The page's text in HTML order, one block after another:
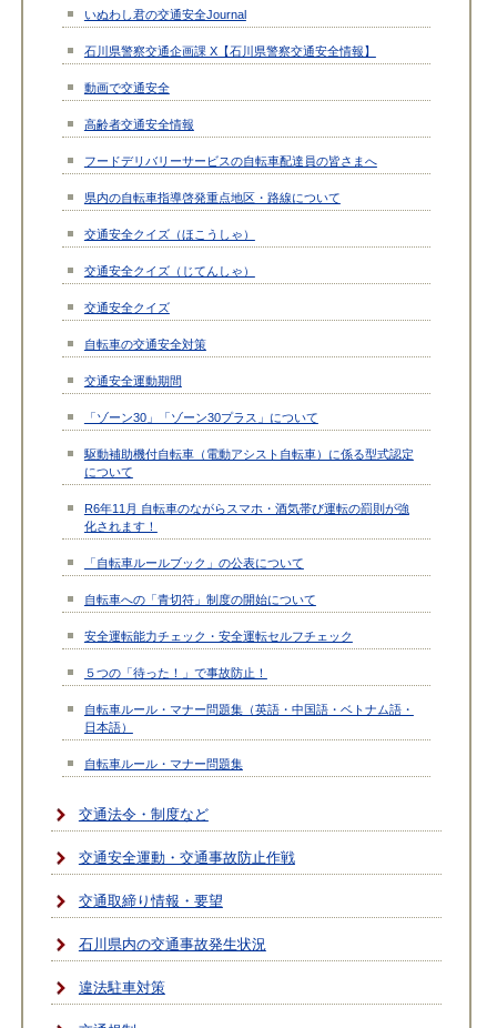
いぬわし君の交通安全Journal
石川県警察交通企画課 X【石川県警察交通安全情報】
動画で交通安全
高齢者交通安全情報
フードデリバリーサービスの自転車配達員の皆さまへ
県内の自転車指導啓発重点地区・路線について
交通安全クイズ（ほこうしゃ）
交通安全クイズ（じてんしゃ）
交通安全クイズ
自転車の交通安全対策
交通安全運動期間
「ゾーン30」「ゾーン30プラス」について
駆動補助機付自転車（電動アシスト自転車）に係る型式認定
について
R6年11月 自転車のながらスマホ・酒気帯び運転の罰則が強
化されます！
「自転車ルールブック」の公表について
自転車への「青切符」制度の開始について
安全運転能力チェック・安全運転セルフチェック
５つの「待った！」で事故防止！
自転車ルール・マナー問題集（英語・中国語・ベトナム語・
日本語）
自転車ルール・マナー問題集
交通法令・制度など
交通安全運動・交通事故防止作戦
交通取締り情報・要望
石川県内の交通事故発生状況
違法駐車対策